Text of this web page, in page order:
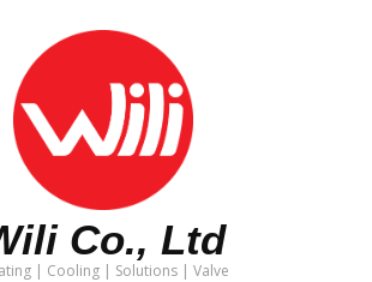
Co., Ltd
| Cooling | Solutions | Valve